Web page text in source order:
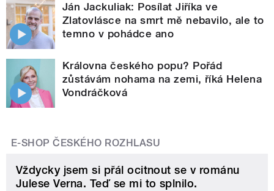
Ján Jackuliak: Posílat Jiříka ve
Zlatovlásce na smrt mě nebavilo, ale to
temno v pohádce ano
Královna českého popu? Pořád
zůstávám nohama na zemi, říká Helena
Vondráčková
E-SHOP ČESKÉHO ROZHLASU
Vždycky jsem si přál ocitnout se v románu
Julese Verna. Teď se mi to splnilo.